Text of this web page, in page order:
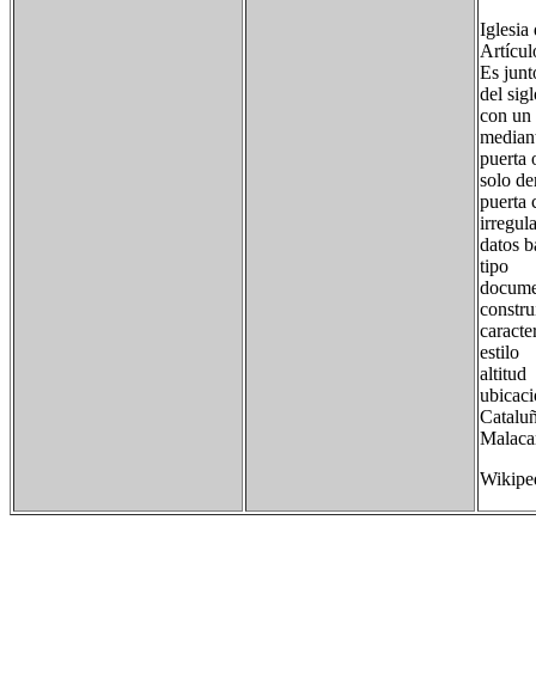
Iglesia
Es
del
con un
puerta
solo
puerta
datos
tipo
estilo
altitud